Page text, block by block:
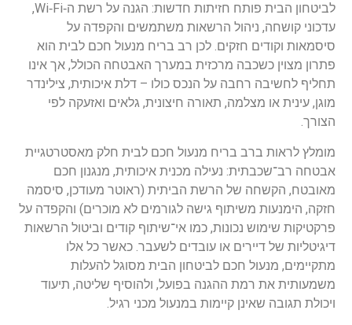
לביטחון הבית פותח חזיתות חדשות: הגנה על רשת ה‑Wi‑Fi,
קושחה, ניהול הרשאות משתמשים והקפדה על
וקודים חזקים. לכן רב בריח מנעול חכם לבית הוא
מצוין כשכבה מרכזית במערך האבטחה הכולל, אך אינו
לחשיבה רחבה על הנכס כולו – דלת איכותית, צילינדר
עינית או מצלמה, תאורה חיצונית, גלאים ואזעקה לפי
לראות ברב בריח מנעול חכם לבית חלק מאסטרטגיית
רב־שכבתית: נעילה מכנית איכותית, מנגנון חכם
הקשחה של הרשת הביתית (ראוטר מעודכן, סיסמה
הימנעות משיתוף גישה לגורמים לא מוכרים) והקפדה על
שימוש נכונות, כמו אי־שיתוף קודים וביטול הרשאות
של דיירים או עובדים לשעבר. כאשר כל אלו
מנעול חכם לביטחון הבית מסוגל להעלות
את רמת ההגנה בפועל, ולהוסיף שליטה, תיעוד
תגובה שאינן קיימות במנעול מכני רגיל.